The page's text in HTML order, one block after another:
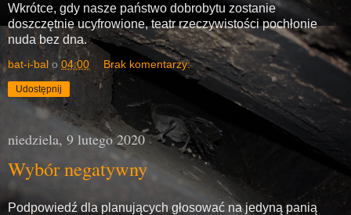
Wkrótce, gdy nasze państwo dobrobytu zostanie
doszczętnie ucyfrowione, teatr rzeczywistości pochłonie
nuda bez dna.
bat-i-bal o04:00 Brak komentarzy:
Udostępnij
niedziela, 9 lutego 2020
Wybór negatywny
Podpowiedź dla planujących głosować na jedyną panią